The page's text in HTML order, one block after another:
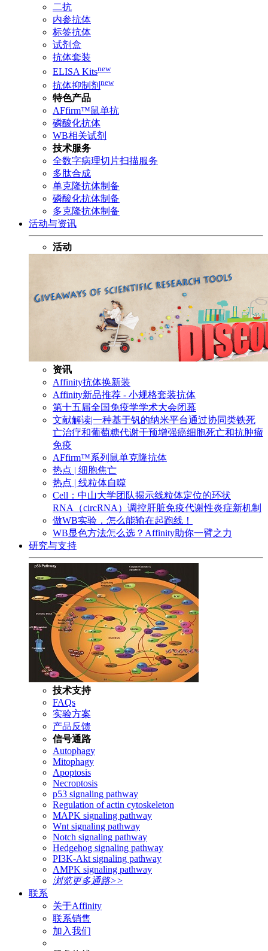
二抗
内参抗体
标签抗体
试剂盒
抗体套装
ELISA Kitsnew
抗体抑制剂 new
特色产品
AFfirm™鼠单抗
磷酸化抗体
WB相关试剂
技术服务
全数字病理切片扫描服务
多肽合成
单克隆抗体制备
磷酸化抗体制备
多克隆抗体制备
活动与资讯
活动
资讯
Affinity抗体换新装
Affinity新品推荐 - 小规格套装抗体
第十五届全国免疫学学术大会闭幕
文献解读|一种基于钒的纳米平台通过协同类铁死
亡治疗和葡萄糖代谢干预增强癌细胞死亡和抗肿瘤
免疫
AFfirm™系列鼠单克隆抗体
热点 | 细胞焦亡
热点 | 线粒体自噬
Cell：中山大学团队揭示线粒体定位的环状
RNA（circRNA）调控肝脏免疫代谢性炎症新机制
做WB实验，怎么能输在起跑线！
WB显色方法怎么选？Affinity助你一臂之力
研究与支持
技术支持
FAQs
实验方案
产品反馈
信号通路
Autophagy
Mitophagy
Apoptosis
Necroptosis
p53 signaling pathway
Regulation of actin cytoskeleton
MAPK signaling pathway
Wnt signaling pathway
Notch signaling pathway
Hedgehog signaling pathway
PI3K-Akt signaling pathway
AMPK signaling pathway
浏览更多通路>>
联系
关于Affinity
联系销售
加入我们